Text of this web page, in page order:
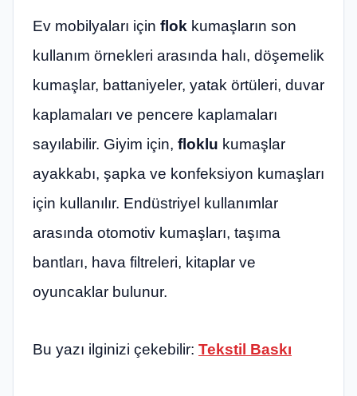
Ev mobilyaları için flok kumaşların son
kullanım örnekleri arasında halı, döşemelik
kumaşlar, battaniyeler, yatak örtüleri, duvar
kaplamaları ve pencere kaplamaları
sayılabilir. Giyim için, floklu kumaşlar
ayakkabı, şapka ve konfeksiyon kumaşları
için kullanılır. Endüstriyel kullanımlar
arasında otomotiv kumaşları, taşıma
bantları, hava filtreleri, kitaplar ve
oyuncaklar bulunur.
Bu yazı ilginizi çekebilir: Tekstil Baskı